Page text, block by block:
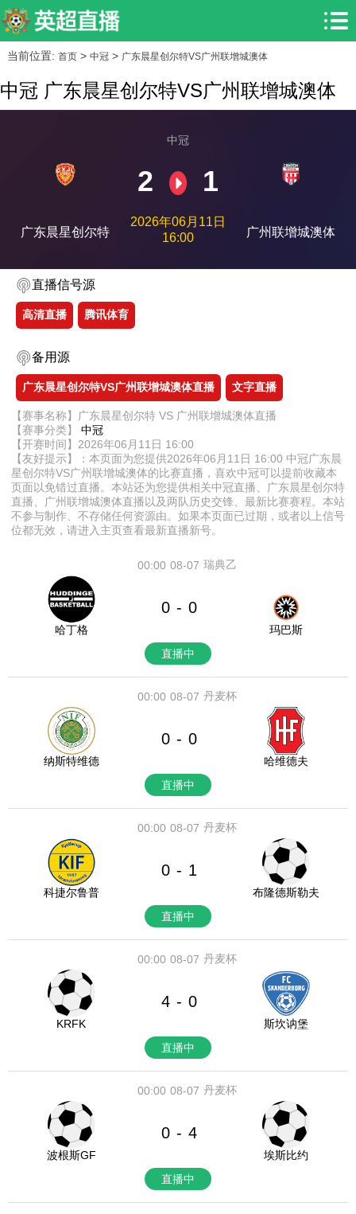
当前位置: 首页> 中冠> 广东晨星创尔特VS广州联增城澳体
中冠 广东晨星创尔特VS广州联增城澳体
广东晨星创尔特
中冠
2 1
2026年06月11日
16:00
广州联增城澳体
直播信号源
高清直播 腾讯体育
备用源
广东晨星创尔特VS广州联增城澳体直播 文字直播
【赛事名称】广东晨星创尔特 VS 广州联增城澳体直播
【赛事分类】 中冠
【开赛时间】2026年06月11日 16:00
【友好提示】：本页面为您提供2026年06月11日 16:00 中冠广东晨
星创尔特VS广州联增城澳体的比赛直播，喜欢中冠可以提前收藏本
页面以免错过直播。本站还为您提供相关中冠直播、广东晨星创尔特
直播、广州联增城澳体直播以及两队历史交锋、最新比赛赛程。本站
不参与制作、不存储任何资源由。如果本页面已过期，或者以上信号
位都无效，请进入主页查看最新直播新号。
08-07
00:00 瑞典乙
哈丁格
0 - 0
玛巴斯
直播中
08-07
00:00 丹麦杯
纳斯特维德
0 - 0
哈维德夫
直播中
08-07
00:00 丹麦杯
科捷尔鲁普
0 - 1
布隆德斯勒夫
直播中
08-07
00:00 丹麦杯
KRFK
4 - 0
斯坎讷堡
直播中
08-07
00:00 丹麦杯
波根斯GF
0 - 4
埃斯比约
直播中